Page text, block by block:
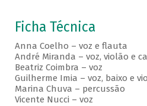
Ficha Técnica
Anna Coelho – voz e flauta
André Miranda – voz, violão e
Beatriz Coimbra – voz
Guilherme Imia – voz, baixo e
Marina Chuva – percussão
Vicente Nucci – voz